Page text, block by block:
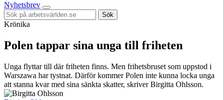
Nyhetsbrev
Sök
Krönika
Polen tappar sina unga till friheten
Unga flyttar till där friheten finns. Men frihetsbruset som uppstod i
Warszawa har tystnat. Därför kommer Polen inte kunna locka unga
att stanna kvar med sina sänkta skatter, skriver Birgitta Ohlsson.